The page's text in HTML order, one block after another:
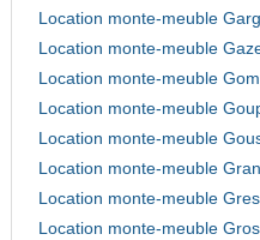
Location monte-meuble
Location monte-meuble
Location monte-meuble
Location monte-meuble
Location monte-meuble
Location monte-meuble
Location monte-meuble
Location monte-meuble